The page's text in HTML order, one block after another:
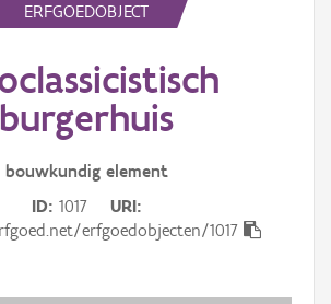
ERFGOEDOBJECT
burgerhuis
bouwkundig element
ID 1017
URI
erfgoedobjecten/1017